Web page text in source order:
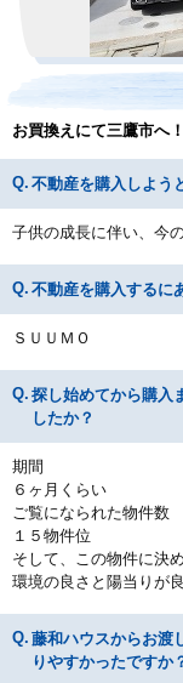
お買換えにて三鷹市へ！
不動産を購入しよう
子供の成長に伴い、今
不動産を購入するに
ＳＵＵＭＯ
探し始めてから購入
したか？
期間
６ヶ月くらい
ご覧になられた物件数
１５物件位
そして、この物件に決
環境の良さと陽当りが
藤和ハウスからお渡
りやすかったですか